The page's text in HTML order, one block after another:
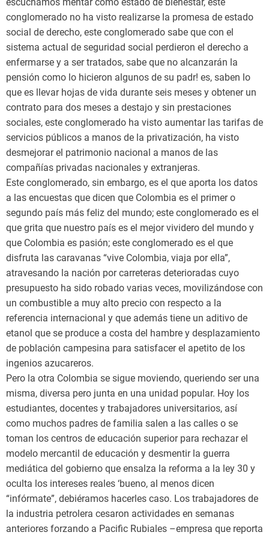
conglomerado no ha visto realizarse la promesa de estado
social de derecho, este conglomerado sabe que con el
sistema actual de seguridad social perdieron el derecho a
enfermarse y a ser tratados, sabe que no alcanzarán la
pensión como lo hicieron algunos de su padr! es, saben lo
que es llevar hojas de vida durante seis meses y obtener un
contrato para dos meses a destajo y sin prestaciones
sociales, este conglomerado ha visto aumentar las tarifas de
servicios públicos a manos de la privatización, ha visto
desmejorar el patrimonio nacional a manos de las
compañías privadas nacionales y extranjeras.
Este conglomerado, sin embargo, es el que aporta los datos
a las encuestas que dicen que Colombia es el primer o
segundo país más feliz del mundo; este conglomerado es el
que grita que nuestro país es el mejor vividero del mundo y
que Colombia es pasión; este conglomerado es el que
disfruta las caravanas “vive Colombia, viaja por ella”,
atravesando la nación por carreteras deterioradas cuyo
presupuesto ha sido robado varias veces, movilizándose con
un combustible a muy alto precio con respecto a la
referencia internacional y que además tiene un aditivo de
etanol que se produce a costa del hambre y desplazamiento
de población campesina para satisfacer el apetito de los
ingenios azucareros.
Pero la otra Colombia se sigue moviendo, queriendo ser una
misma, diversa pero junta en una unidad popular. Hoy los
estudiantes, docentes y trabajadores universitarios, así
como muchos padres de familia salen a las calles o se
toman los centros de educación superior para rechazar el
modelo mercantil de educación y desmentir la guerra
mediática del gobierno que ensalza la reforma a la ley 30 y
oculta los intereses reales ‘bueno, al menos dicen
“infórmate”, debiéramos hacerles caso. Los trabajadores de
la industria petrolera cesaron actividades en semanas
anteriores forzando a Pacific Rubiales –empresa que reporta